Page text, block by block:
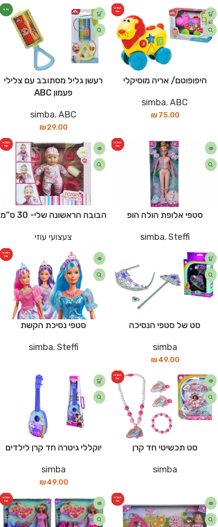
המלאי
אזל
היפופוטם/ אריה מוסיקלי
simba,ABC
₪75.00
חדש
רעשן גליל מסתובב עם צלילי
פעמון ABC
simba,ABC
₪29.00
המלאי
אזל
סטפי אלופת הולה הופ
simba,Steffi
המלאי
אזל
הבובה הראשונה שלי- 30 ס”מ
צעצועי עוזי
סט של סטפי הנסיכה
simba
₪49.00
המלאי
אזל
סטפי נסיכת הקשת
simba,Steffi
המלאי
אזל
סט תכשיטי חד קרן
simba
יוקללי גיטרה חד קרן לילדים
simba
₪49.00
המלאי
אזל
המלאי
אזל